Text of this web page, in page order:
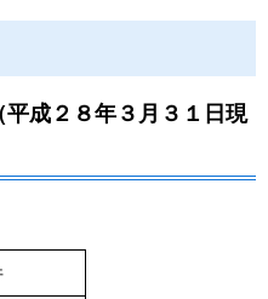
成２８年３月３１日現